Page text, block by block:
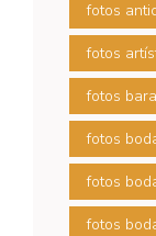
fotos
fotos
fotos
fotos
fotos
fotos